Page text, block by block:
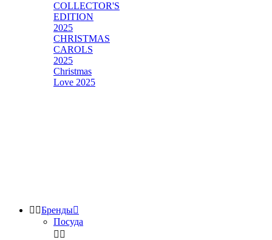
COLLECTOR'S
EDITION
2025
CHRISTMAS
CAROLS
2025
Christmas
Love 2025
 Бренды
Посуда
 